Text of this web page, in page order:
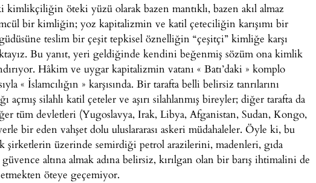
öteki yüzü olarak bazen mantıklı, bazen akıl almaz
bir kimliğin; yoz kapitalizmin ve katil çeteciliğin karışımı bir
teslim bir çeşit tepkisel öznelliğin “çeşitçi” kimliğe karşı
Bu yanıt, yeri geldiğinde kendini beğenmiş sözüm ona kimlik
Hâkim ve uygar kapitalizmin vatanı « Batı’daki » komplo
« İslamcılığın » karşısında. Bir tarafta belli belirsiz tanrılarını
açmış silahlı katil çeteler ve aşırı silahlanmış bireyler; diğer tarafta da
tüm devletleri (Yugoslavya, Irak, Libya, Afganistan, Sudan, Kongo,
bir eden vahşet dolu uluslararası askeri müdahaleler. Öyle ki, bu
şirketlerin üzerinde semirdiği petrol arazilerini, madenleri, gıda
altına almak adına belirsiz, kırılgan olan bir barış ihtimalini de
etmekten öteye geçemiyor.